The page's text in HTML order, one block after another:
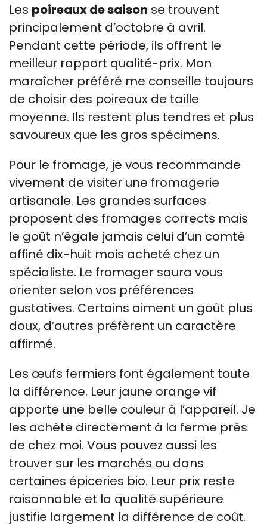
Les poireaux de saison se trouvent
principalement d’octobre à avril.
Pendant cette période, ils offrent le
meilleur rapport qualité-prix. Mon
maraîcher préféré me conseille toujours
de choisir des poireaux de taille
moyenne. Ils restent plus tendres et plus
savoureux que les gros spécimens.
Pour le fromage, je vous recommande
vivement de visiter une fromagerie
artisanale. Les grandes surfaces
proposent des fromages corrects mais
le goût n’égale jamais celui d’un comté
affiné dix-huit mois acheté chez un
spécialiste. Le fromager saura vous
orienter selon vos préférences
gustatives. Certains aiment un goût plus
doux, d’autres préfèrent un caractère
affirmé.
Les œufs fermiers font également toute
la différence. Leur jaune orange vif
apporte une belle couleur à l’appareil. Je
les achète directement à la ferme près
de chez moi. Vous pouvez aussi les
trouver sur les marchés ou dans
certaines épiceries bio. Leur prix reste
raisonnable et la qualité supérieure
justifie largement la différence de coût.